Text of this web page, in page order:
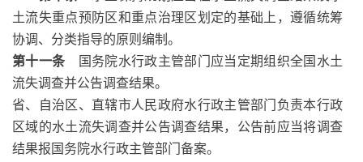
土流失重点预防区和重点治理区划定的基础上，遵循统筹
协调、分类指导的原则编制。
第十一条 国务院水行政主管部门应当定期组织全国水土
流失调查并公告调查结果。
省、自治区、直辖市人民政府水行政主管部门负责本行政
区域的水土流失调查并公告调查结果，公告前应当将调查
结果报国务院水行政主管部门备案。